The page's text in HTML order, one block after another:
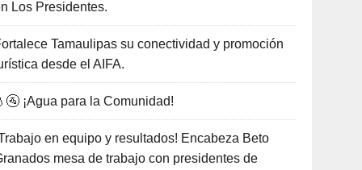
Los Presidentes.
Tamaulipas su conectividad y promoción
desde el AIFA.
¡Agua para la Comunidad!
en equipo y resultados! Encabeza Beto
mesa de trabajo con presidentes de